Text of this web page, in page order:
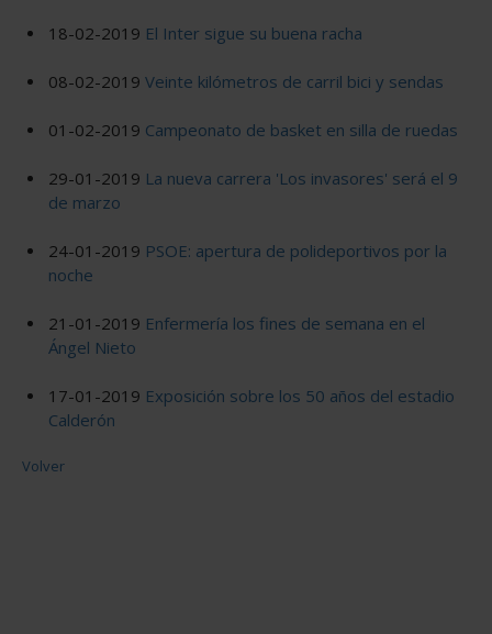
18-02-2019 El Inter sigue su buena racha
08-02-2019 Veinte kilómetros de carril bici y sendas
01-02-2019 Campeonato de basket en silla de ruedas
29-01-2019 La nueva carrera 'Los invasores' será el 9
de marzo
24-01-2019 PSOE: apertura de polideportivos por la
noche
21-01-2019 Enfermería los fines de semana en el
Ángel Nieto
17-01-2019 Exposición sobre los 50 años del estadio
Calderón
Volver